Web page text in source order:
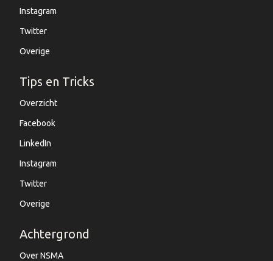
Instagram
Twitter
Overige
Tips en Tricks
Overzicht
Facebook
LinkedIn
Instagram
Twitter
Overige
Achtergrond
Over NSMA